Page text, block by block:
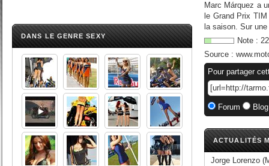
DANS LE GENRE SEXY
Marc Márquez a
le Grand Prix
la saison. Sur
Note : 22
Source :
Pour partager
Forum
ACTUALITÉS
Jorge Lorenzo